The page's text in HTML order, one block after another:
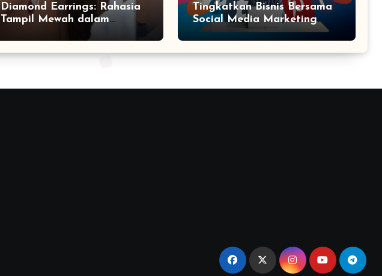
Diamond Earrings: Rahasia
Tampil Mewah dalam
Sekejap yang Jarang
Diketahui
Tingkatkan Bisnis Bersama
Social Media Marketing
Agency